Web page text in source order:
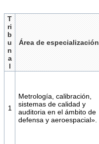
T
ri
b
u
n
a
l
Área de especialización
1
Metrología, calibración,
sistemas de calidad y
auditoria en el ámbito de
defensa y aeroespacial».